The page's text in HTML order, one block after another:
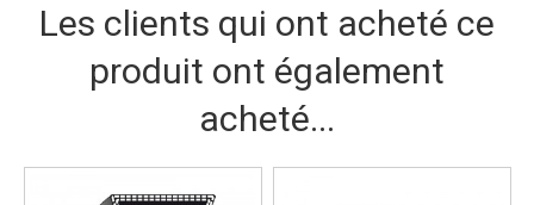
Les clients qui ont acheté ce
produit ont également
acheté...